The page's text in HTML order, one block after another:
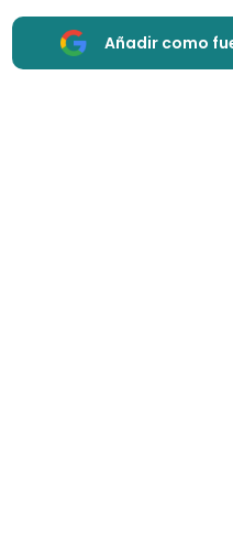
Añadir como